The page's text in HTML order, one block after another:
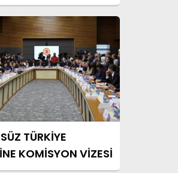
TÜRKİYE
KOMİSYON VİZESİ